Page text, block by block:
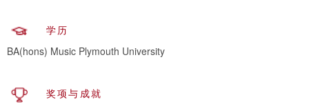
学历
BA(hons) Music Plymouth University
奖项与成就